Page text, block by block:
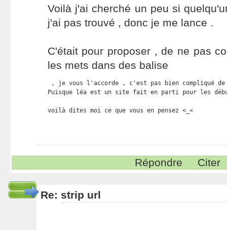
Voilà j'ai cherché un peu si
j'ai pas trouvé , donc je me lance .
C'était pour proposer , de ne pas
les mets dans des balise
, je vous l'accorde , c'est pas bien compliqué
Puisque léa est un site fait en parti pour les
voilà dites moi ce que vous en pensez <_<
Répondre Citer
Re: strip url